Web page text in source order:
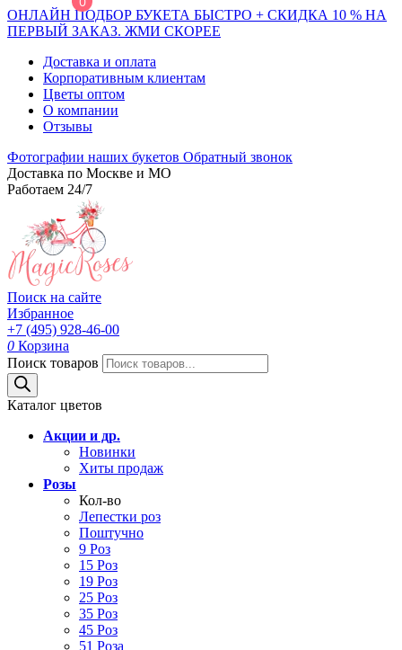
ОНЛАЙН ПОДБОР БУКЕТА БЫСТРО + СКИДКА 10 % НА
ПЕРВЫЙ ЗАКАЗ. ЖМИ СКОРЕЕ
Доставка и оплата
Корпоративным клиентам
Цветы оптом
О компании
Отзывы
Фотографии наших букетов Обратный звонок
Доставка по Москве и МО
Работаем 24/7
Поиск на сайте
Избранное
+7 (495) 928-46-00
0 Корзина
Поиск товаров
Каталог цветов
Акции и др.
Новинки
Хиты продаж
Розы
Кол-во
Лепестки роз
Поштучно
9 Роз
15 Роз
19 Роз
25 Роз
35 Роз
45 Роз
51 Роза